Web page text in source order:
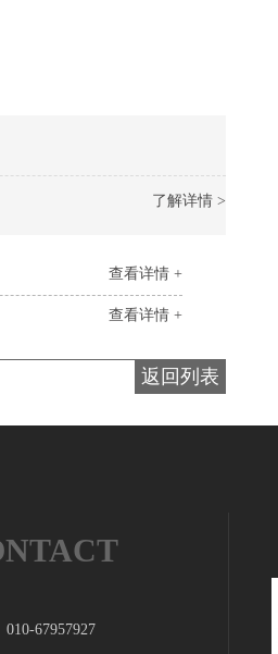
了解详情 >
查看详情 +
查看详情 +
返回列表
010-67957927